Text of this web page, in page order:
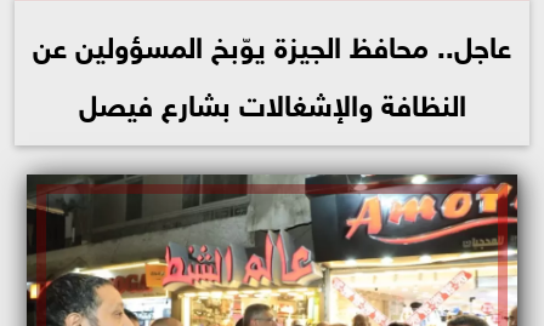
عاجل.. محافظ الجيزة يوّبخ المسؤولين عن
النظافة والإشغالات بشارع فيصل